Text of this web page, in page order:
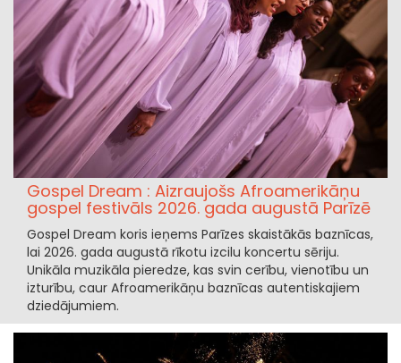
Gospel Dream : Aizraujošs Afroamerikāņu
gospel festivāls 2026. gada augustā Parīzē
Gospel Dream koris ieņems Parīzes skaistākās baznīcas,
lai 2026. gada augustā rīkotu izcilu koncertu sēriju.
Unikāla muzikāla pieredze, kas svin cerību, vienotību un
izturību, caur Afroamerikāņu baznīcas autentiskajiem
dziedājumiem.